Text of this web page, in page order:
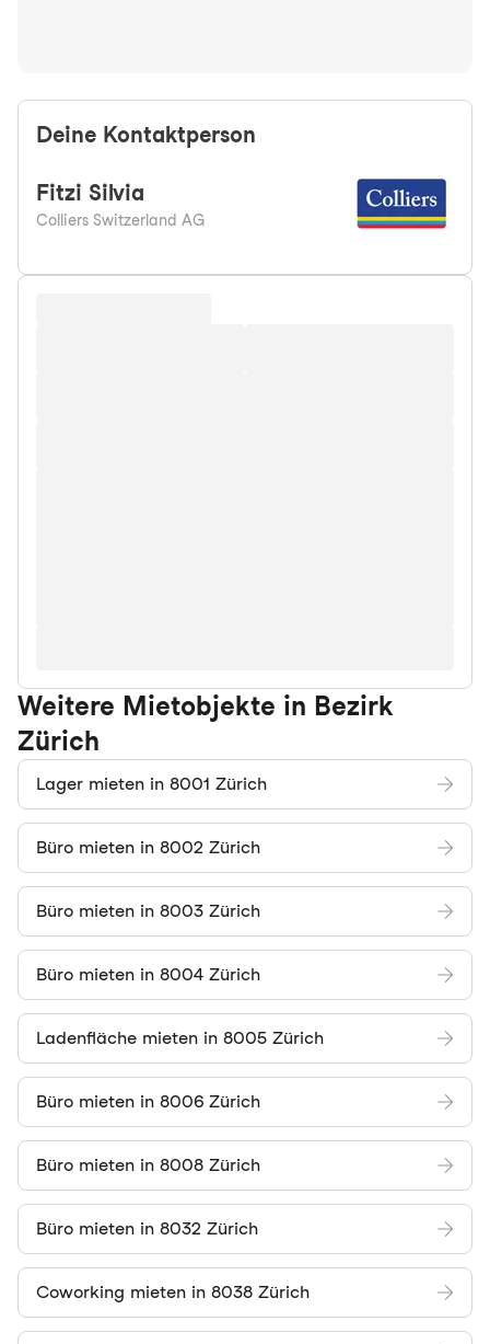
Deine Kontaktperson
Fitzi Silvia
Colliers Switzerland AG
Weitere Mietobjekte in Bezirk
Zürich
Lager mieten in 8001 Zürich
Büro mieten in 8002 Zürich
Büro mieten in 8003 Zürich
Büro mieten in 8004 Zürich
Ladenfläche mieten in 8005 Zürich
Büro mieten in 8006 Zürich
Büro mieten in 8008 Zürich
Büro mieten in 8032 Zürich
Coworking mieten in 8038 Zürich